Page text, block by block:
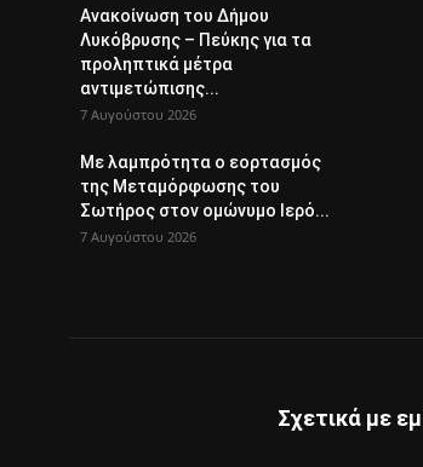
Ανακοίνωση του Δήμου
Λυκόβρυσης – Πεύκης για τα
προληπτικά μέτρα
αντιμετώπισης...
7 Αυγούστου 2026
Με λαμπρότητα ο εορτασμός
της Μεταμόρφωσης του
Σωτήρος στον ομώνυμο Ιερό...
7 Αυγούστου 2026
Σχετικά με